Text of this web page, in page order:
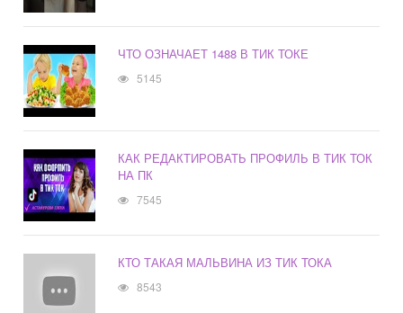
ЧТО ОЗНАЧАЕТ 1488 В ТИК ТОКЕ
5145
КАК РЕДАКТИРОВАТЬ ПРОФИЛЬ В ТИК ТОК
НА ПК
7545
КТО ТАКАЯ МАЛЬВИНА ИЗ ТИК ТОКА
8543